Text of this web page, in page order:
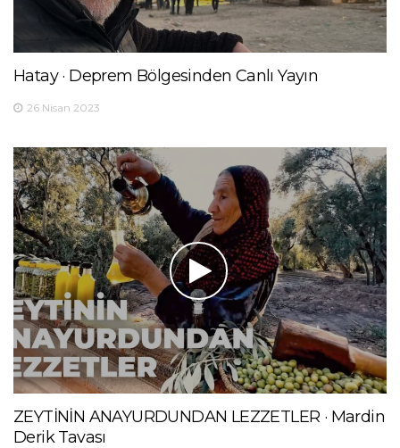
Hatay · Deprem Bölgesinden Canlı Yayın
26 Nisan 2023
ZEYTİNİN ANAYURDUNDAN LEZZETLER · Mardin
Derik Tavası